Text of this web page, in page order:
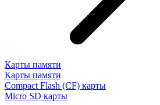
Карты памяти
Карты памяти
Compact Flash (CF) карты
Micro SD карты